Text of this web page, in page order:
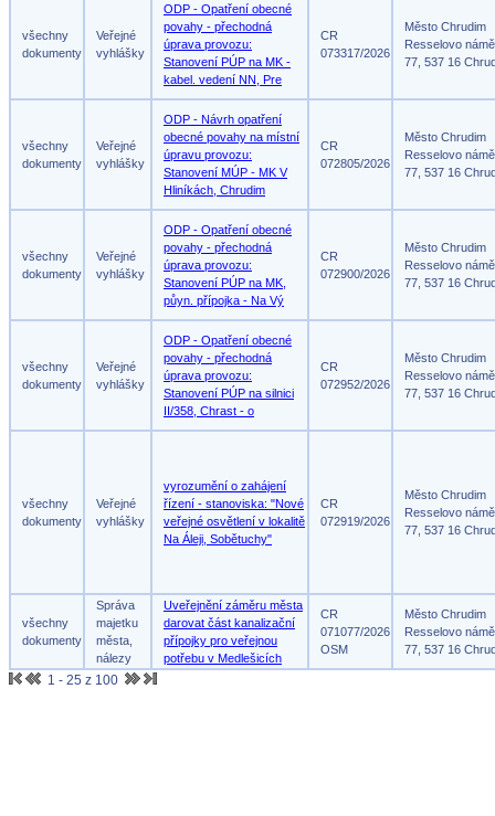
všechny
dokumenty
Veřejné
vyhlášky
ODP - Opatření obecné
povahy - přechodná
úprava provozu:
Stanovení PÚP na MK -
kabel. vedení NN, Pre
CR
073317/2026
Město Chrudim
Resselovo
77, 537 16
všechny
dokumenty
Veřejné
vyhlášky
ODP - Návrh opatření
obecné povahy na místní
úpravu provozu:
Stanovení MÚP - MK V
Hliníkách, Chrudim
CR
072805/2026
Město Chrudim
Resselovo
77, 537 16
všechny
dokumenty
Veřejné
vyhlášky
ODP - Opatření obecné
povahy - přechodná
úprava provozu:
Stanovení PÚP na MK,
půyn. přípojka - Na Vý
CR
072900/2026
Město Chrudim
Resselovo
77, 537 16
všechny
dokumenty
Veřejné
vyhlášky
ODP - Opatření obecné
povahy - přechodná
úprava provozu:
Stanovení PÚP na silnici
II/358, Chrast - o
CR
072952/2026
Město Chrudim
Resselovo
77, 537 16
všechny
dokumenty
Veřejné
vyhlášky
vyrozumění o zahájení
řízení - stanoviska: "Nové
veřejné osvětlení v lokalitě
Na Áleji, Sobětuchy"
CR
072919/2026
Město Chrudim
Resselovo
77, 537 16
všechny
dokumenty
Správa
majetku
města,
nálezy
Uveřejnění záměru města
darovat část kanalizační
přípojky pro veřejnou
potřebu v Medlešicích
CR
071077/2026
OSM
Město Chrudim
Resselovo
77, 537 16
1 - 25 z 100